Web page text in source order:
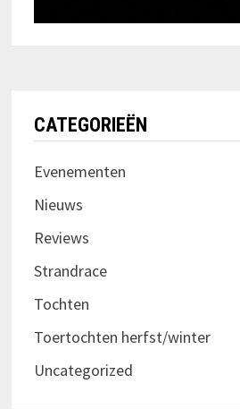
CATEGORIEËN
Evenementen
Nieuws
Reviews
Strandrace
Tochten
Toertochten herfst/winter
Uncategorized